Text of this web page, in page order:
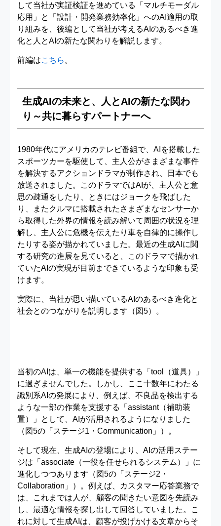
して当社が実証検証を進めている「マルチモーダル
応用」と「設計・開発業務効率化」へのAI適用の取
り組みを、後編として当社が考えるAIのあるべき進
化と人とAIの新たな関わりを解説します。
前編はこちら 。
生成AIの未来と、人とAIの新たな関わ
り～共に暮らすパートナーへ
1980年代にアメリカのテレビ番組で、AIを搭載した
スポーツカーを駆使して、主人公がさまざまな事件
を解決するアクションドラマが制作され、日本でも
放送されました。このドラマではAIが、主人公と意
思の疎通をしたり、ときにはジョークを飛ばした
り、またクルマに搭載されたさまざまなセンサーか
ら取得した外界の情報を読み解いて周囲の状況を理
解し、主人公に危機を伝えたり車を自律的に操作し
たりする姿が描かれていました。最近の生成AIに関
する研究の進展を見ていると、このドラマで描かれ
ていたAIの実現が目前まできているような印象も受
けます。
実際に、当社が思い描いているAIのあるべき進化と
社会とのつながりを説明します（図5）。
当初のAIは、単一の機能を提供する「tool（道具）」
に過ぎませんでした。しかし、ここ十数年にわたる
識別系AIの発展により、例えば、不良品を検出する
ような一部の作業を支援する「assistant（補助装
置）」として、AIが活用されるようになりました
（図5の「ステージ1・Communication」）。
そして現在、生成AIの登場により、AIの活用ステー
ジは「associate（一役を任せられるシステム）」に
進化しつつあります（図5の「ステージ2・
Collaboration」）。例えば、カスタマー応答業務で
は、これまでは人が、顧客の聞きたい意図を先読み
し、最適な情報を探し出して回答していました。こ
れに対して生成AIは、顧客が投げかける文章からそ